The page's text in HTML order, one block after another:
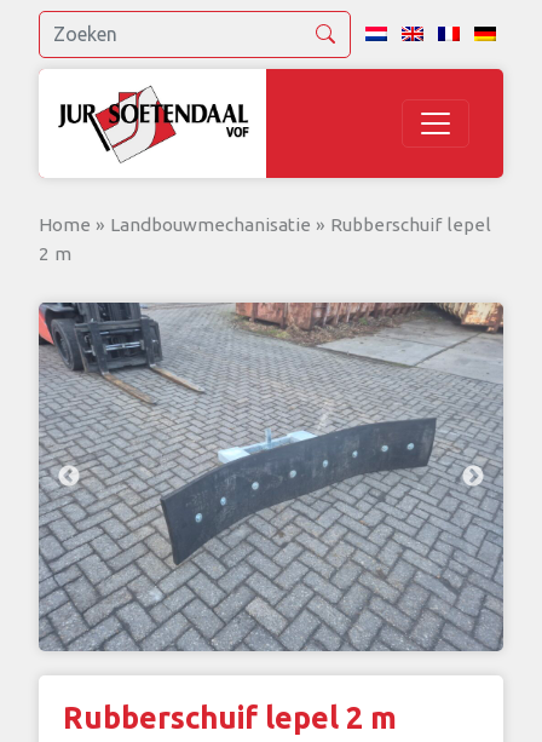
Home » Landbouwmechanisatie » Rubberschuif lepel
2 m
Rubberschuif lepel 2 m